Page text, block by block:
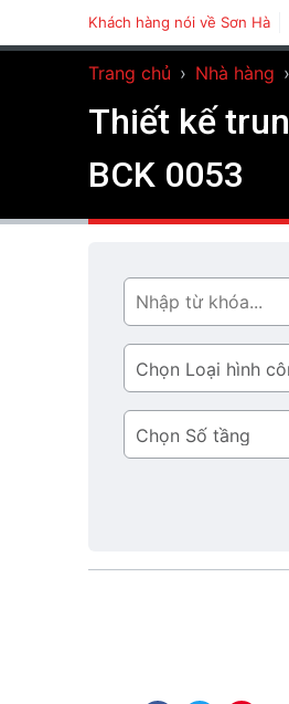
Khách hàng nói về Sơn Hà
Trang chủ › Nhà hàng ›
Thiết kế
BCK 0053
Tìm
Loại
hình
công
trình
Số
tầng